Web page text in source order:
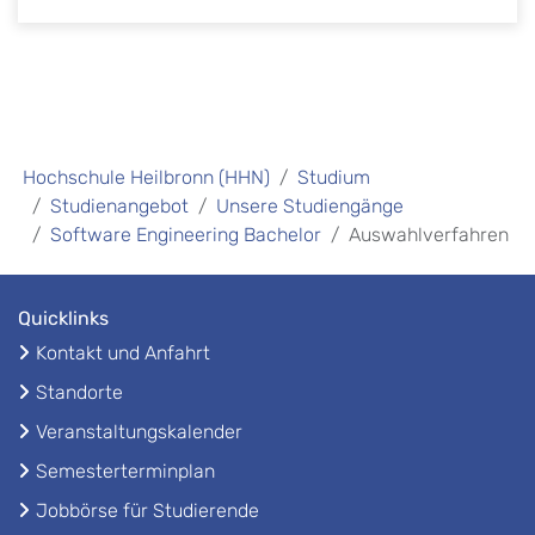
Hochschule Heilbronn (HHN)
Studium
Studienangebot
Unsere Studiengänge
Software Engineering Bachelor
Auswahlverfahren
Quicklinks
Kontakt und Anfahrt
Standorte
Veranstaltungskalender
Semesterterminplan
Jobbörse für Studierende